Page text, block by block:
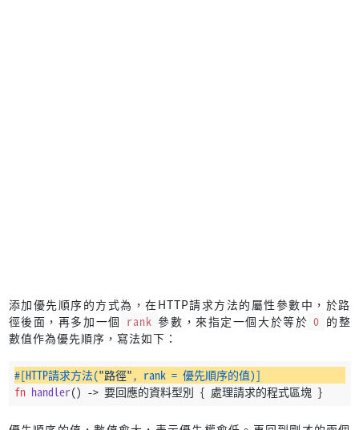
添加優先順序的方式為，在HTTP請求方法的屬性參數中，於路
徑後面，再多加一個 rank 參數，來指定一個大於等於 0 的整
數值作為優先順序，寫法如下：
#[HTTP請求方法("路徑", rank = 優先順序的值)]
fn handler() -> 要回應的資料型別 { 處理請求的程式區塊 }